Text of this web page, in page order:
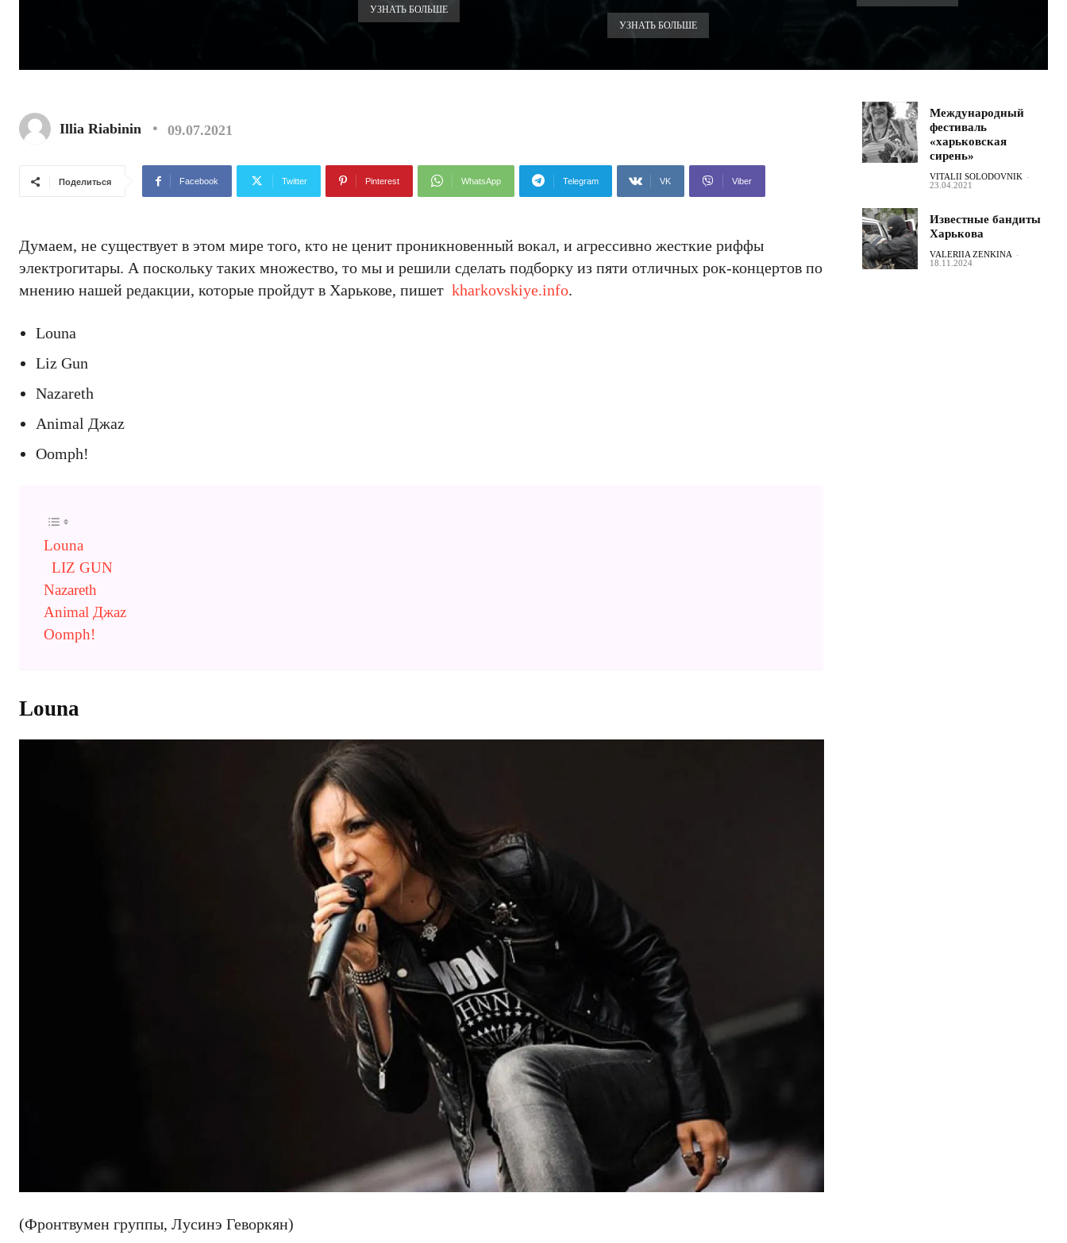
УЗНАТЬ БОЛЬШЕ
УЗНАТЬ БОЛЬШЕ
Illia Riabinin 09.07.2021
Поделиться Facebook Twitter Pinterest WhatsApp Telegram VK Viber
Думаем, не существует в этом мире того, кто не ценит проникновенный вокал, и агрессивно жесткие риффы
электрогитары. А поскольку таких множество, то мы и решили сделать подборку из пяти отличных рок-концертов по
мнению нашей редакции, которые пройдут в Харькове, пишет kharkovskiye.info.
Louna
Liz Gun
Nazareth
Animal Джаz
Oomph!
Louna
LIZ GUN
Nazareth
Animal Джаz
Oomph!
Louna
(Фронтвумен группы, Лусинэ Геворкян)
Международный
фестиваль
«харьковская
сирень»
VITALII SOLODOVNIK -
23.04.2021
Известные бандиты
Харькова
VALERIIA ZENKINA -
18.11.2024